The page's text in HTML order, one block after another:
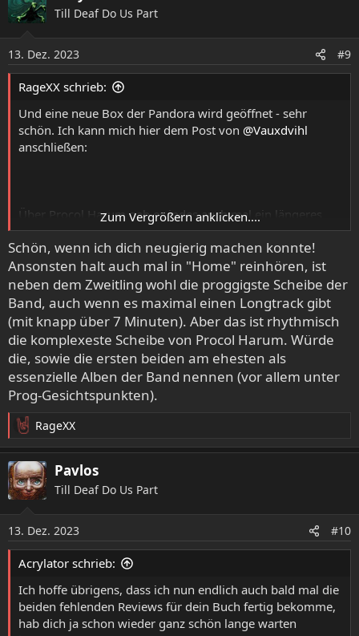
t
n
e
n
Till Deaf Do Us Part
13. Dez. 2023 #9
RageXX schrieb:
Und eine neue Box der Pandora wird geöffnet - sehr
schön. Ich kann mich hier dem Post von @Vauxdvihl
anschließen:
Über Procol Harum gab es indes auch mal ein längeres
Feature in irgeneiner eclipsed, schon seinerzeit hatte ich
mir vorgenommen, da mal in das Ein- oder Andere rein zu
hören, denn das las sich ziemlich deckungsgleich (wenn
natürlich auch ausufernder) als im Eingangspost hier zum
Album. Um es kurz zu machen: auch ich werde hier
selbstverständlich über kurz oder lang ein Ohr riskieren.
Zum Vergrößern anklicken....
Schön, wenn ich dich neugierig machen konnte!
Ansonsten halt auch mal in "Home" reinhören, ist
neben dem Zweitling wohl die proggigste Scheibe der
Band, auch wenn es maximal einen Longtrack gibt
(mit knapp über 7 Minuten). Aber das ist rhythmisch
die komplexeste Scheibe von Procol Harum. Würde
die, sowie die ersten beiden am ehesten als
essenzielle Alben der Band nennen (vor allem unter
Prog-Gesichtspunkten).
R
e
a
k
t
n
e
n
RageXX
Pavlos
Till Deaf Do Us Part
13. Dez. 2023 #10
Acrylator schrieb:
Ich hoffe übrigens, dass ich nun endlich auch bald mal die
beiden fehlenden Reviews für dein Buch fertig bekomme,
hab dich ja schon wieder ganz schön lange warten